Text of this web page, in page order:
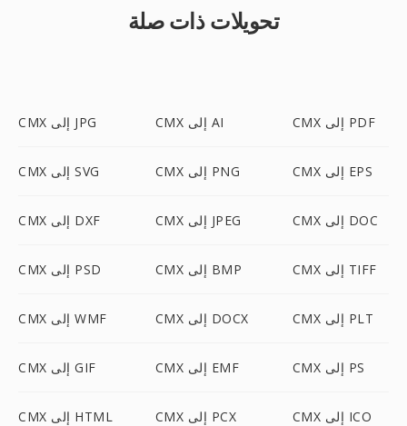
تحويلات ذات صلة
CMX إلى JPG CMX إلى AI CMX إلى PDF
CMX إلى SVG CMX إلى PNG CMX إلى EPS
CMX إلى DXF CMX إلى JPEG CMX إلى DOC
CMX إلى PSD CMX إلى BMP CMX إلى TIFF
CMX إلى WMF CMX إلى DOCX CMX إلى PLT
CMX إلى GIF CMX إلى EMF CMX إلى PS
CMX إلى HTML CMX إلى PCX CMX إلى ICO